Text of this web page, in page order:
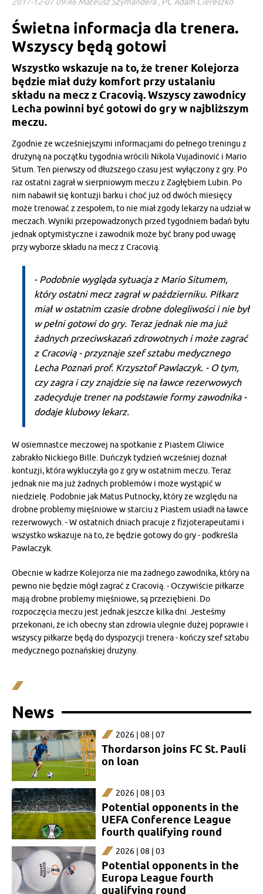
Świetna informacja dla trenera.
Wszyscy będą gotowi
Wszystko wskazuje na to, że trener Kolejorza
będzie miał duży komfort przy ustalaniu
składu na mecz z Cracovią. Wszyscy zawodnicy
Lecha powinni być gotowi do gry w najbliższym
meczu.
Zgodnie ze wcześniejszymi informacjami do pełnego treningu z
drużyną na początku tygodnia wrócili Nikola Vujadinović i Mario
Situm. Ten pierwszy od dłuższego czasu jest wyłączony z gry. Po
raz ostatni zagrał w sierpniowym meczu z Zagłębiem Lubin. Po
nim nabawił się kontuzji barku i choć już od dwóch miesięcy
może trenować z zespołem, to nie miał zgody lekarzy na udział w
meczach. Wyniki przepowadzonych przed tygodniem badań byłu
jednak optymistyczne i zawodnik może być brany pod uwagę
przy wyborze składu na mecz z Cracovią.
- Podobnie wygląda sytuacja z Mario Situmem,
który ostatni mecz zagrał w październiku. Piłkarz
miał w ostatnim czasie drobne dolegliwości i nie był
w pełni gotowi do gry. Teraz jednak nie ma już
żadnych przeciwskazań zdrowotnych i może zagrać
z Cracovią - przyznaje szef sztabu medycznego
Lecha Poznań prof. Krzysztof Pawlaczyk. - O tym,
czy zagra i czy znajdzie się na ławce rezerwowych
zadecyduje trener na podstawie formy zawodnika -
dodaje klubowy lekarz.
W osiemnastce meczowej na spotkanie z Piastem Gliwice
zabrakło Nickiego Bille. Duńczyk tydzień wcześniej doznał
kontuzji, która wykluczyła go z gry w ostatnim meczu. Teraz
jednak nie ma już żadnych problemów i może wystąpić w
niedzielę. Podobnie jak Matus Putnocky, który ze względu na
drobne problemy mięśniowe w starciu z Piastem usiadł na ławce
rezerwowych. - W ostatnich dniach pracuje z fizjoterapeutami i
wszystko wskazuje na to, że będzie gotowy do gry - podkreśla
Pawlaczyk.
Obecnie w kadrze Kolejorza nie ma żadnego zawodnika, który na
pewno nie będzie mógł zagrać z Cracovią. - Oczywiście piłkarze
mają drobne problemy mięśniowe, są przeziębieni. Do
rozpoczęcia meczu jest jednak jeszcze kilka dni. Jesteśmy
przekonani, że ich obecny stan zdrowia ulegnie dużej poprawie i
wszyscy piłkarze będą do dyspozycji trenera - kończy szef sztabu
medycznego poznańskiej drużyny.
News
2026 | 08 | 07
Thordarson joins FC St. Pauli
on loan
2026 | 08 | 03
Potential opponents in the
UEFA Conference League
fourth qualifying round
2026 | 08 | 03
Potential opponents in the
Europa League fourth
qualifying round